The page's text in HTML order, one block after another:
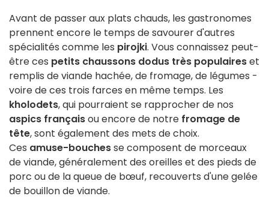
Avant de passer aux plats chauds, les gastronomes
prennent encore le temps de savourer d'autres
spécialités comme les pirojki. Vous connaissez peut-
être ces petits chaussons dodus très populaireset
remplis de viande hachée, de fromage, de légumes -
voire de ces trois farces en même temps. Les
kholodets, qui pourraient se rapprocher de nos
aspics françaisou encore de notre fromage de
tête, sont également des mets de choix.
Ces amuse-bouchesse composent de morceaux
de viande, généralement des oreilles et des pieds de
porc ou de la queue de bœuf, recouverts d'une gelée
de bouillon de viande.